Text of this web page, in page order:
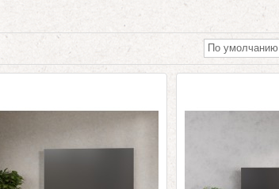
По умолчанию